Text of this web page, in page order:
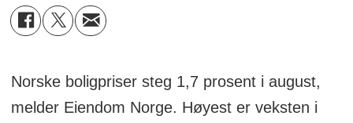
Norske boligpriser steg 1,7 prosent i august,
melder Eiendom Norge. Høyest er veksten i